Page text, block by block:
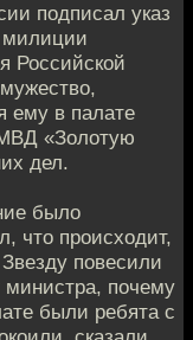
подписал указ
милиции
Российской
ему в палате
МВД «Золотую
дел.
было
что происходит,
повесили
почему
были ребята с